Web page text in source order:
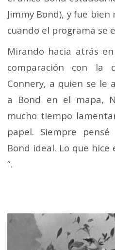
Jimmy Bond), y fue
cuando el programa se
Mirando hacia atrás
comparación con la
Connery, a quien se le
a Bond en el mapa,
mucho tiempo
papel. Siempre
Bond ideal. Lo que hice
“.